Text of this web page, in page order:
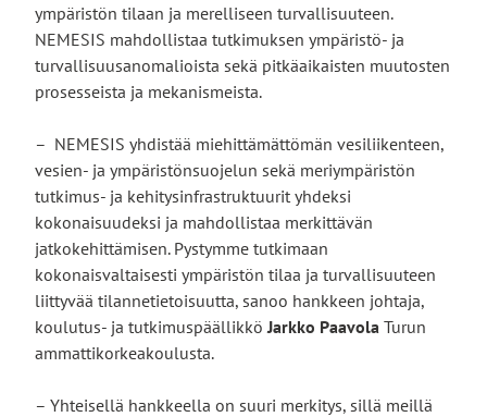
ympäristön tilaan ja merelliseen turvallisuuteen.
NEMESIS mahdollistaa tutkimuksen ympäristö- ja
turvallisuusanomalioista sekä pitkäaikaisten muutosten
prosesseista ja mekanismeista.
– NEMESIS yhdistää miehittämättömän vesiliikenteen,
vesien- ja ympäristönsuojelun sekä meriympäristön
tutkimus- ja kehitysinfrastruktuurit yhdeksi
kokonaisuudeksi ja mahdollistaa merkittävän
jatkokehittämisen. Pystymme tutkimaan
kokonaisvaltaisesti ympäristön tilaa ja turvallisuuteen
liittyvää tilannetietoisuutta, sanoo hankkeen johtaja,
koulutus- ja tutkimuspäällikkö Jarkko Paavola Turun
ammattikorkeakoulusta.
– Yhteisellä hankkeella on suuri merkitys, sillä meillä